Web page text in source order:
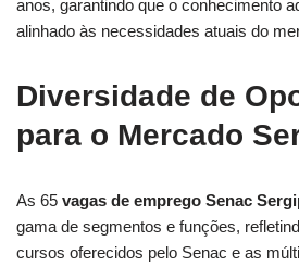
anos, garantindo que o conhecimento
alinhado às necessidades atuais do
Diversidade de
para o Mercado
As 65 vagas de emprego Senac
gama de segmentos e funções,
cursos oferecidos pelo Senac e as